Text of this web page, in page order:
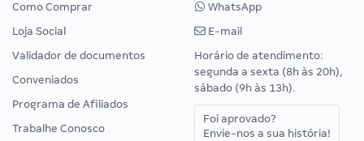
Como Comprar
Loja Social
Validador de documentos
Conveniados
Programa de Afiliados
Trabalhe Conosco
WhatsApp
E-mail
Horário de atendimento:
segunda a sexta (8h às 20h),
sábado (9h às 13h).
Foi aprovado?
Envie-nos a sua história!